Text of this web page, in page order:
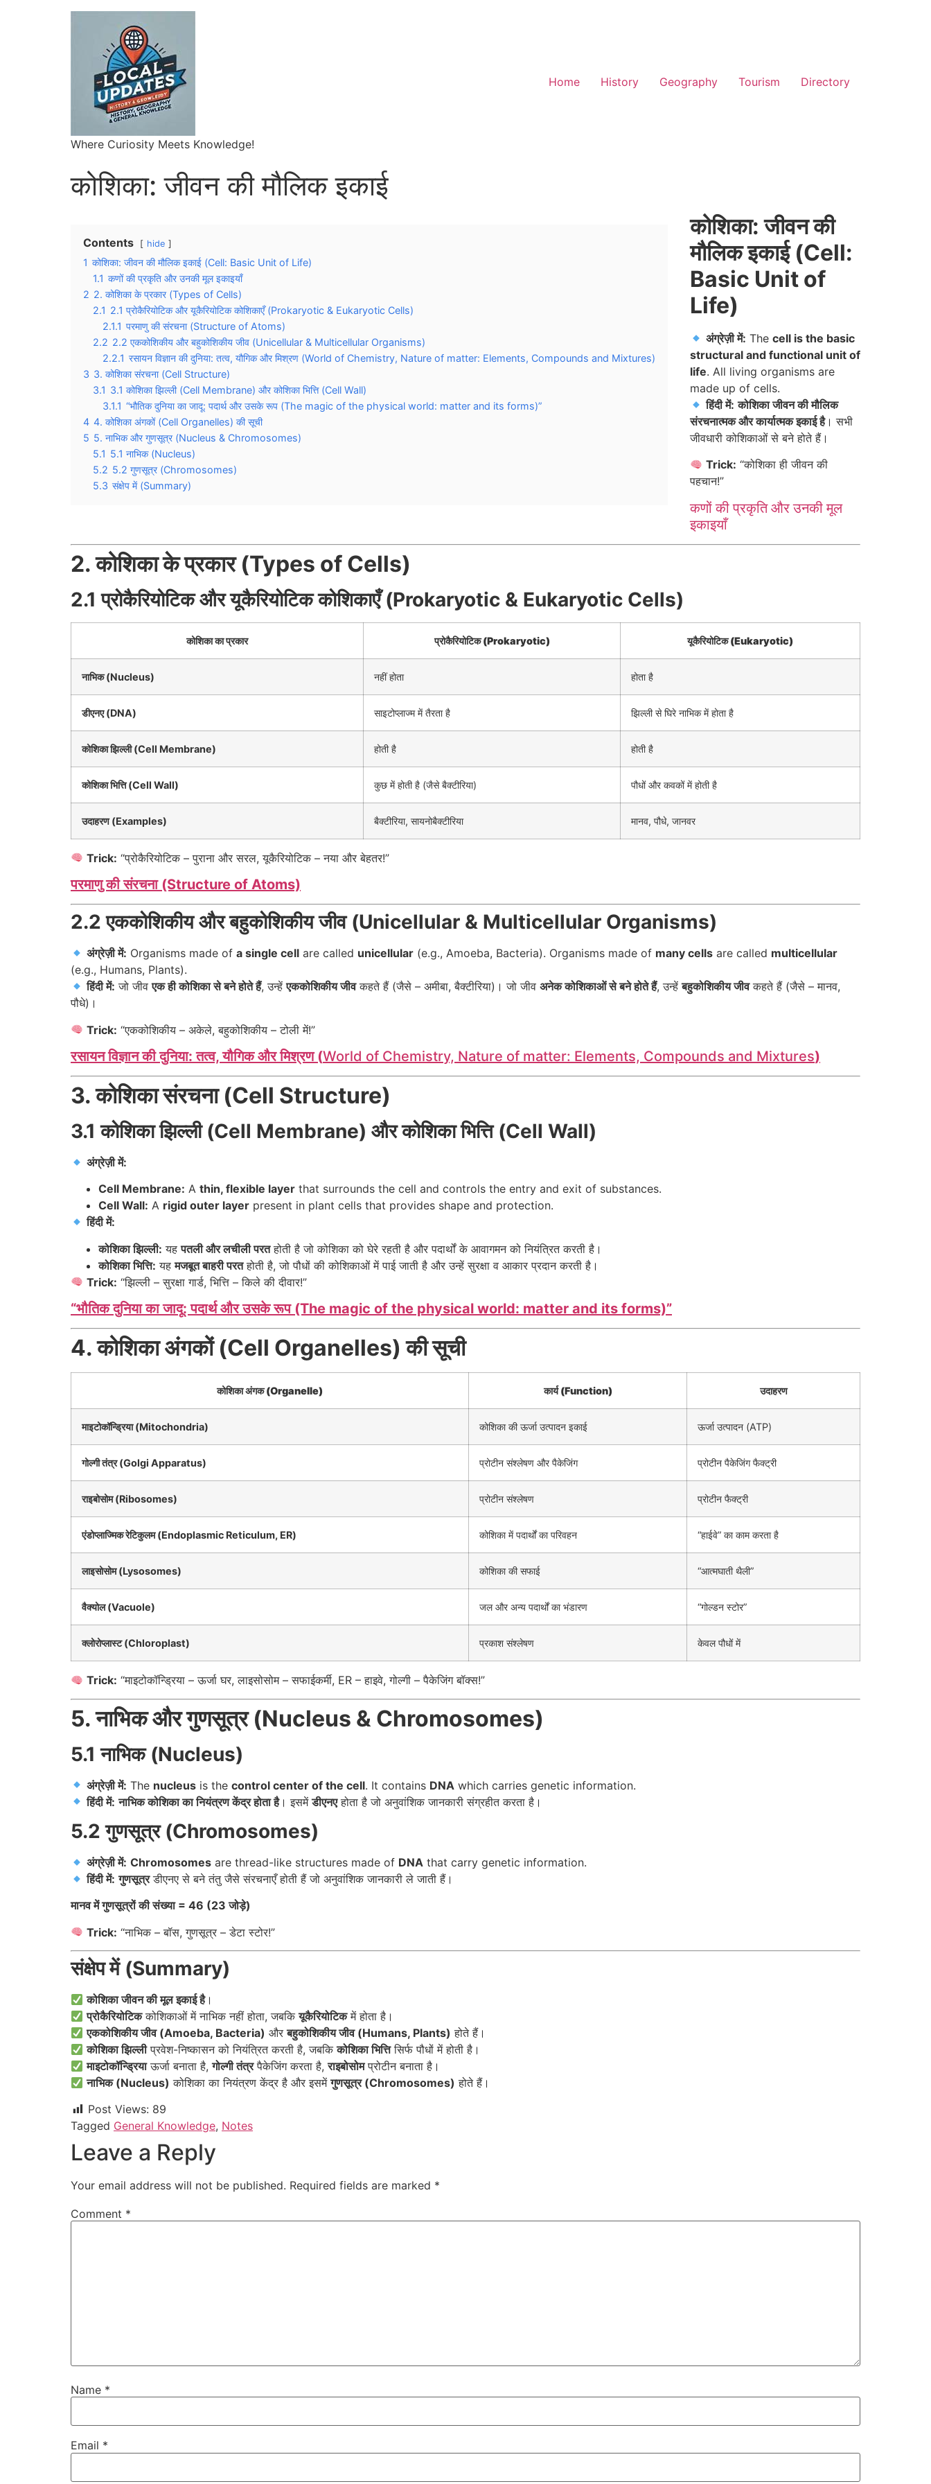
Where Curiosity Meets Knowledge!
Home History Geography Tourism Directory
कोशिका: जीवन की मौलिक इकाई
Contents hide
1 कोशिका: जीवन की मौलिक इकाई (Cell: Basic Unit of Life)
1.1 कणों की प्रकृति और उनकी मूल इकाइयाँ
2 2. कोशिका के प्रकार (Types of Cells)
2.1 2.1 प्रोकैरियोटिक और यूकैरियोटिक कोशिकाएँ (Prokaryotic & Eukaryotic Cells)
2.1.1 परमाणु की संरचना (Structure of Atoms)
2.2 2.2 एककोशिकीय और बहुकोशिकीय जीव (Unicellular & Multicellular Organisms)
2.2.1 रसायन विज्ञान की दुनिया: तत्व, यौगिक और मिश्रण (World of Chemistry, Nature of matter: Elements, Compounds and Mixtures)
3 3. कोशिका संरचना (Cell Structure)
3.1 3.1 कोशिका झिल्ली (Cell Membrane) और कोशिका भित्ति (Cell Wall)
3.1.1 “भौतिक दुनिया का जादू: पदार्थ और उसके रूप (The magic of the physical world: matter and its forms)”
4 4. कोशिका अंगकों (Cell Organelles) की सूची
5 5. नाभिक और गुणसूत्र (Nucleus & Chromosomes)
5.1 5.1 नाभिक (Nucleus)
5.2 5.2 गुणसूत्र (Chromosomes)
5.3 संक्षेप में (Summary)
कोशिका: जीवन की
मौलिक इकाई (Cell:
Basic Unit of
Life)
अंग्रेज़ी में: Thecell is the basic
structural and functional unit of
life. All living organisms are
made up of cells.
हिंदी में: कोशिका जीवन की मौलिक
संरचनात्मक और कार्यात्मक इकाई है। सभी
जीवधारी कोशिकाओं से बने होते हैं।
Trick: “कोशिका ही जीवन की
पहचान!”
कणों की प्रकृति और उनकी मूल
इकाइयाँ
2. कोशिका के प्रकार (Types of Cells)
2.1 प्रोकैरियोटिक और यूकैरियोटिक कोशिकाएँ (Prokaryotic & Eukaryotic Cells)
कोशिका का प्रकार प्रोकैरियोटिक (Prokaryotic) यूकैरियोटिक (Eukaryotic)
नाभिक (Nucleus) नहीं होता होता है
डीएनए (DNA) साइटोप्लाज्म में तैरता है झिल्ली से घिरे नाभिक में होता है
कोशिका झिल्ली (Cell Membrane) होती है होती है
कोशिका भित्ति (Cell Wall) कुछ में होती है (जैसे बैक्टीरिया) पौधों और कवकों में होती है
उदाहरण (Examples) बैक्टीरिया, सायनोबैक्टीरिया मानव, पौधे, जानवर
Trick: “प्रोकैरियोटिक – पुराना और सरल, यूकैरियोटिक – नया और बेहतर!”
परमाणु की संरचना (Structure of Atoms)
2.2 एककोशिकीय और बहुकोशिकीय जीव (Unicellular & Multicellular Organisms)
अंग्रेज़ी में: Organisms made ofa single cell are called unicellular (e.g., Amoeba, Bacteria). Organisms made of many cells are called multicellular
(e.g., Humans, Plants).
हिंदी में: जो जीवएक ही कोशिका से बने होते हैं, उन्हेंएककोशिकीय जीवकहते हैं (जैसे – अमीबा, बैक्टीरिया)। जो जीवअनेक कोशिकाओं से बने होते हैं, उन्हेंबहुकोशिकीय जीवकहते हैं (जैसे – मानव,
पौधे)।
Trick: “एककोशिकीय – अकेले, बहुकोशिकीय – टोली में!”
रसायन विज्ञान की दुनिया: तत्व, यौगिक और मिश्रण (World of Chemistry, Nature of matter: Elements, Compounds and Mixtures)
3. कोशिका संरचना (Cell Structure)
3.1 कोशिका झिल्ली (Cell Membrane) और कोशिका भित्ति (Cell Wall)
अंग्रेज़ी में:
Cell Membrane: A thin, flexible layer that surrounds the cell and controls the entry and exit of substances.
Cell Wall: A rigid outer layer present in plant cells that provides shape and protection.
हिंदी में:
कोशिका झिल्ली: यहपतली और लचीली परतहोती है जो कोशिका को घेरे रहती है और पदार्थों के आवागमन को नियंत्रित करती है।
कोशिका भित्ति: यहमजबूत बाहरी परतहोती है, जो पौधों की कोशिकाओं में पाई जाती है और उन्हें सुरक्षा व आकार प्रदान करती है।
Trick: “झिल्ली – सुरक्षा गार्ड, भित्ति – किले की दीवार!”
“भौतिक दुनिया का जादू: पदार्थ और उसके रूप (The magic of the physical world: matter and its forms)”
4. कोशिका अंगकों (Cell Organelles) की सूची
कोशिका अंगक (Organelle) कार्य (Function) उदाहरण
माइटोकॉन्ड्रिया (Mitochondria) कोशिका की ऊर्जा उत्पादन इकाई ऊर्जा उत्पादन (ATP)
गोल्गी तंत्र (Golgi Apparatus) प्रोटीन संश्लेषण और पैकेजिंग प्रोटीन पैकेजिंग फैक्ट्री
राइबोसोम (Ribosomes) प्रोटीन संश्लेषण प्रोटीन फैक्ट्री
एंडोप्लाज्मिक रेटिकुलम (Endoplasmic Reticulum, ER) कोशिका में पदार्थों का परिवहन “हाईवे” का काम करता है
लाइसोसोम (Lysosomes) कोशिका की सफाई “आत्मघाती थैली”
वैक्योल (Vacuole) जल और अन्य पदार्थों का भंडारण “गोल्डन स्टोर”
क्लोरोप्लास्ट (Chloroplast) प्रकाश संश्लेषण केवल पौधों में
Trick: “माइटोकॉन्ड्रिया – ऊर्जा घर, लाइसोसोम – सफाईकर्मी, ER – हाइवे, गोल्गी – पैकेजिंग बॉक्स!”
5. नाभिक और गुणसूत्र (Nucleus & Chromosomes)
5.1 नाभिक (Nucleus)
अंग्रेज़ी में: The nucleus is thecontrol center of the cell. It contains DNA which carries genetic information.
हिंदी में: नाभिक कोशिका का नियंत्रण केंद्र होता है। इसमेंडीएनएहोता है जो अनुवांशिक जानकारी संग्रहीत करता है।
5.2 गुणसूत्र (Chromosomes)
अंग्रेज़ी में: Chromosomes are thread-like structures made of DNA that carry genetic information.
हिंदी में: गुणसूत्रडीएनए से बने तंतु जैसे संरचनाएँ होती हैं जो अनुवांशिक जानकारी ले जाती हैं।
मानव में गुणसूत्रों की संख्या = 46 (23 जोड़े)
Trick: “नाभिक – बॉस, गुणसूत्र – डेटा स्टोर!”
संक्षेप में (Summary)
कोशिका जीवन की मूल इकाई है।
प्रोकैरियोटिककोशिकाओं में नाभिक नहीं होता, जबकियूकैरियोटिकमें होता है।
एककोशिकीय जीव (Amoeba, Bacteria) औरबहुकोशिकीय जीव (Humans, Plants) होते हैं।
कोशिका झिल्लीप्रवेश-निष्कासन को नियंत्रित करती है, जबकिकोशिका भित्तिसिर्फ पौधों में होती है।
माइटोकॉन्ड्रियाऊर्जा बनाता है,गोल्गी तंत्रपैकेजिंग करता है,राइबोसोमप्रोटीन बनाता है।
नाभिक (Nucleus) कोशिका का नियंत्रण केंद्र है और इसमेंगुणसूत्र (Chromosomes) होते हैं।
Post Views: 89
Tagged General Knowledge, Notes
Leave a Reply
Your email address will not be published. Required fields are marked *
Comment *
Name *
Email *